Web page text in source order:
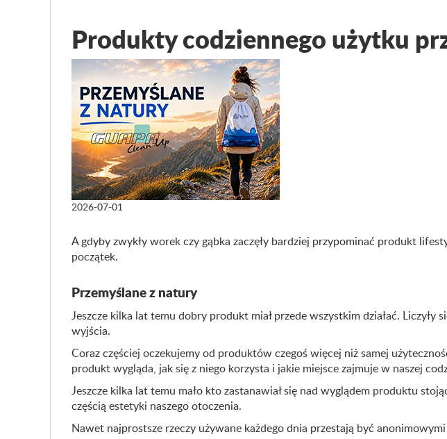
Produkty codziennego użytku
2026-07-01
A gdyby zwykły worek czy gąbka zaczęły bardziej przypominać produkt
początek.
Przemyślane z natury
Jeszcze kilka lat temu dobry produkt miał przede wszystkim działać.
wyjścia.
Coraz częściej oczekujemy od produktów czegoś więcej niż samej
produkt wygląda, jak się z niego korzysta i jakie miejsce zajmuje w naszej
Jeszcze kilka lat temu mało kto zastanawiał się nad wyglądem produktu
częścią estetyki naszego otoczenia.
Nawet najprostsze rzeczy używane każdego dnia przestają być